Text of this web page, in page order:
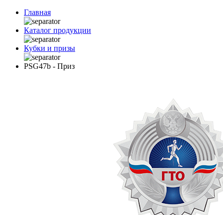
Главная
Каталог продукции
Кубки и призы
PSG47b - Приз